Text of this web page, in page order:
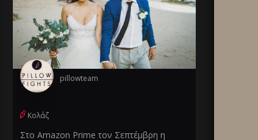
pillowteam
Κολάζ
Στο Amazon Prime τον Σεπτέμβρη η